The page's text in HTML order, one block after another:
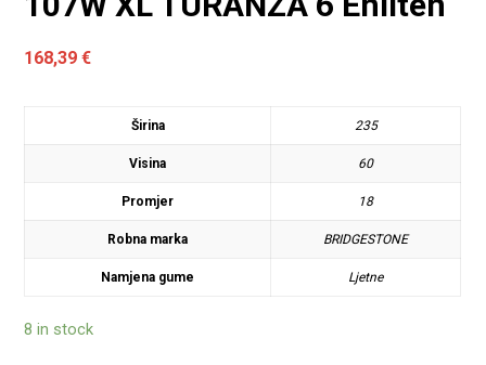
168,39€
Širina 235
Visina 60
Promjer 18
Robna marka BRIDGESTONE
Namjena gume Ljetne
8 in stock